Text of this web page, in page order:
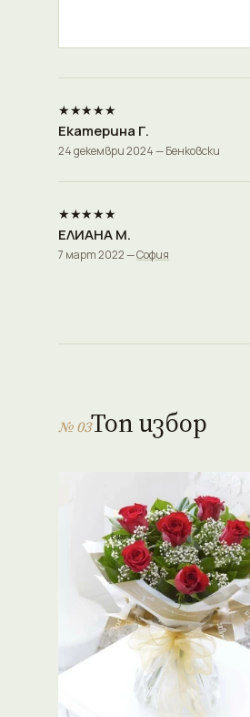
★★★★★
Екатеринa Г.
24 декември 2024 — Бенковски
★★★★★
ЕЛИАНА М.
7 март 2022 —София
№ 03Топ избор